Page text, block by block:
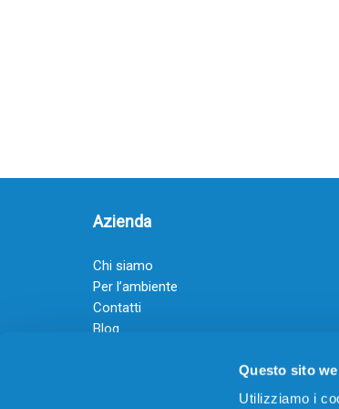
Questo sito
Utilizziamo i
Azienda
Chi siamo
Per l’ambiente
Contatti
Blog
Guadagna con il Dropship